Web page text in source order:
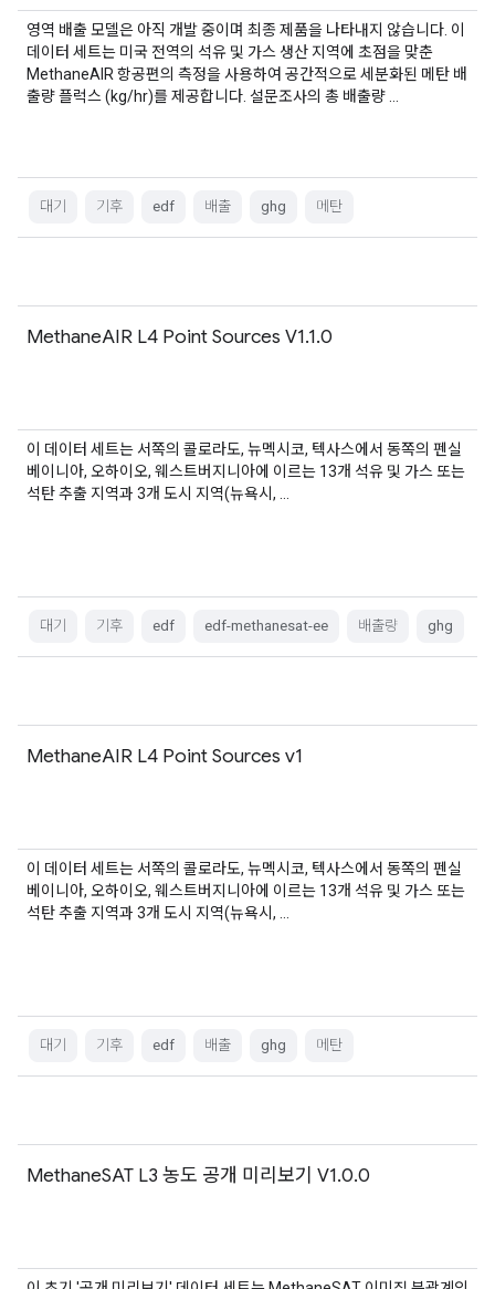
영역 배출 모델은 아직 개발 중이며 최종 제품을 나타내지 않습니다. 이
데이터 세트는 미국 전역의 석유 및 가스 생산 지역에 초점을 맞춘
MethaneAIR 항공편의 측정을 사용하여 공간적으로 세분화된 메탄 배
출량 플럭스 (kg/hr)를 제공합니다. 설문조사의 총 배출량 …
대기 기후 edf 배출 ghg 메탄
MethaneAIR L4 Point Sources V1.1.0
이 데이터 세트는 서쪽의 콜로라도, 뉴멕시코, 텍사스에서 동쪽의 펜실
베이니아, 오하이오, 웨스트버지니아에 이르는 13개 석유 및 가스 또는
석탄 추출 지역과 3개 도시 지역(뉴욕시, …
대기 기후 edf edf-methanesat-ee 배출량 ghg
MethaneAIR L4 Point Sources v1
이 데이터 세트는 서쪽의 콜로라도, 뉴멕시코, 텍사스에서 동쪽의 펜실
베이니아, 오하이오, 웨스트버지니아에 이르는 13개 석유 및 가스 또는
석탄 추출 지역과 3개 도시 지역(뉴욕시, …
대기 기후 edf 배출 ghg 메탄
MethaneSAT L3 농도 공개 미리보기 V1.0.0